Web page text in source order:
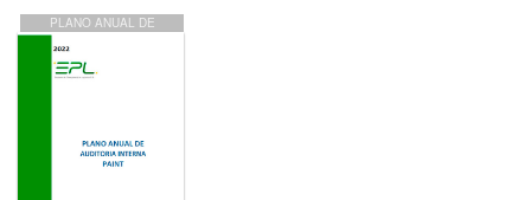
PLANO ANUAL DE
AUDITORIA INTERNA
PARA 2022